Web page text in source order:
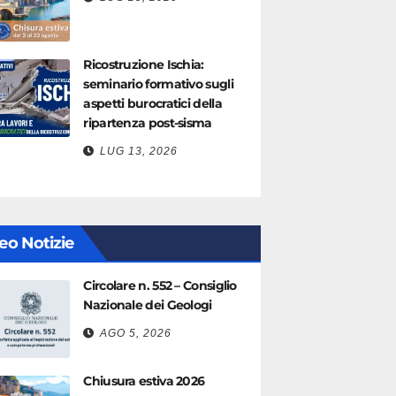
Ricostruzione Ischia:
seminario formativo sugli
aspetti burocratici della
ripartenza post-sisma
LUG 13, 2026
Notizie
Circolare n. 552 – Consiglio
Nazionale dei Geologi
AGO 5, 2026
Chiusura estiva 2026